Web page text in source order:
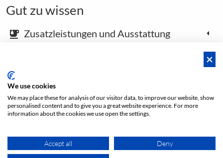
€ 200/h BUCHUNG ANFRAGEN
Gut zu wissen
emoji_food_beverage Zusatzleistungen und Ausstattung
Footer öffnen
We use cookies
We may place these for analysis of our visitor data, to improve our website, show
personalised content and to give you a great website experience. For more
information about the cookies we use open the settings.
Accept all Deny